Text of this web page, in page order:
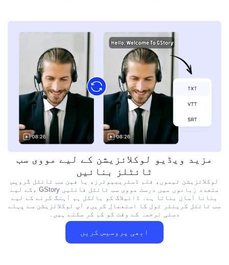
مزید ویڈیو لوکلائزیشن کے لیے مووی سب
ٹائٹلز بنائیں
لوکلائزیشن ٹیموں، فلم ڈسٹریبیوٹرز، یا فین سب ٹائٹل گروپس
کے لیے، GStory متعدد زبانوں میں درست مووی سب ٹائٹل فائلیں
بنانا آسان بناتا ہے۔ ڈائیلاگ کو بالکل ہم آہنگ کرنے کے لیے
سب ٹائٹل کریئٹر ٹول کا استعمال کریں، آپ لوکلائزیشن سے پہلے
دستی ترجمہ کے وقت کو کم کر سکتے ہیں۔
ابھی پروسیس کریں